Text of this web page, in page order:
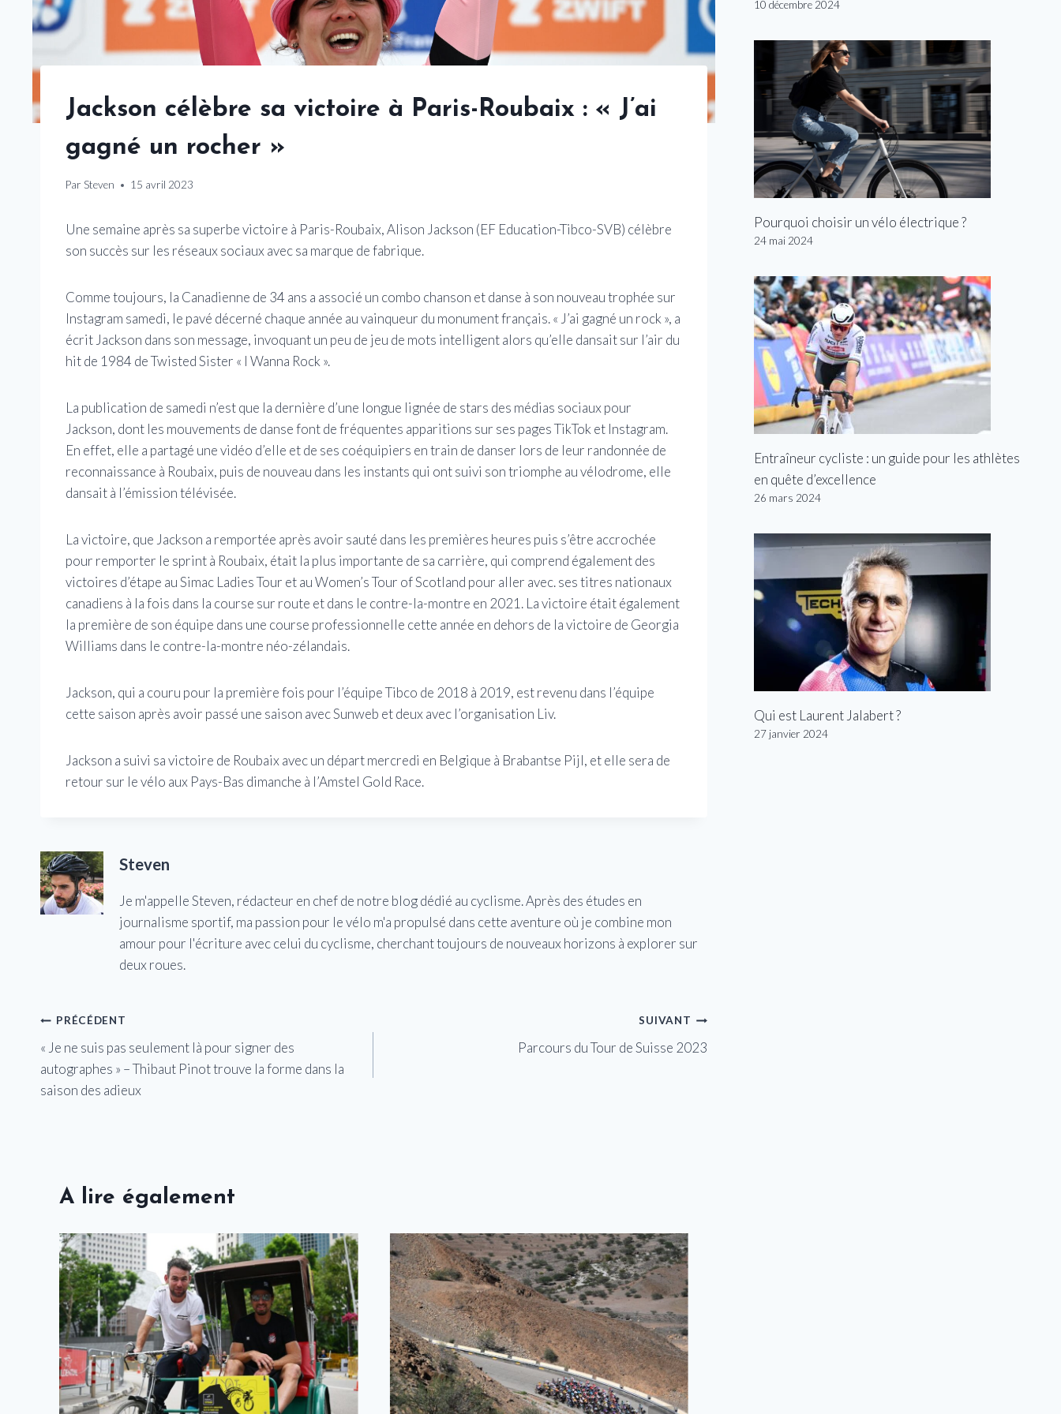
Jackson célèbre sa victoire à Paris-Roubaix : « J’ai
gagné un rocher »
Par Steven 15 avril 2023
Une semaine après sa superbe victoire à Paris-Roubaix, Alison Jackson (EF Education-Tibco-SVB) célèbre
son succès sur les réseaux sociaux avec sa marque de fabrique.
Comme toujours, la Canadienne de 34 ans a associé un combo chanson et danse à son nouveau trophée sur
Instagram samedi, le pavé décerné chaque année au vainqueur du monument français. « J’ai gagné un rock », a
écrit Jackson dans son message, invoquant un peu de jeu de mots intelligent alors qu’elle dansait sur l’air du
hit de 1984 de Twisted Sister « I Wanna Rock ».
La publication de samedi n’est que la dernière d’une longue lignée de stars des médias sociaux pour
Jackson, dont les mouvements de danse font de fréquentes apparitions sur ses pages TikTok et Instagram.
En effet, elle a partagé une vidéo d’elle et de ses coéquipiers en train de danser lors de leur randonnée de
reconnaissance à Roubaix, puis de nouveau dans les instants qui ont suivi son triomphe au vélodrome, elle
dansait à l’émission télévisée.
La victoire, que Jackson a remportée après avoir sauté dans les premières heures puis s’être accrochée
pour remporter le sprint à Roubaix, était la plus importante de sa carrière, qui comprend également des
victoires d’étape au Simac Ladies Tour et au Women’s Tour of Scotland pour aller avec. ses titres nationaux
canadiens à la fois dans la course sur route et dans le contre-la-montre en 2021. La victoire était également
la première de son équipe dans une course professionnelle cette année en dehors de la victoire de Georgia
Williams dans le contre-la-montre néo-zélandais.
Jackson, qui a couru pour la première fois pour l’équipe Tibco de 2018 à 2019, est revenu dans l’équipe
cette saison après avoir passé une saison avec Sunweb et deux avec l’organisation Liv.
Jackson a suivi sa victoire de Roubaix avec un départ mercredi en Belgique à Brabantse Pijl, et elle sera de
retour sur le vélo aux Pays-Bas dimanche à l’Amstel Gold Race.
Steven
Je m'appelle Steven, rédacteur en chef de notre blog dédié au cyclisme. Après des études en
journalisme sportif, ma passion pour le vélo m'a propulsé dans cette aventure où je combine mon
amour pour l'écriture avec celui du cyclisme, cherchant toujours de nouveaux horizons à explorer sur
deux roues.
Navigation
de
l’article
PRÉCÉDENT
« Je ne suis pas seulement là pour signer des
autographes » – Thibaut Pinot trouve la forme dans la
saison des adieux
SUIVANT
Parcours du Tour de Suisse 2023
A lire également
10 décembre 2024
Pourquoi choisir un vélo électrique ?
24 mai 2024
Entraîneur cycliste : un guide pour les athlètes
en quête d’excellence
26 mars 2024
Qui est Laurent Jalabert ?
27 janvier 2024